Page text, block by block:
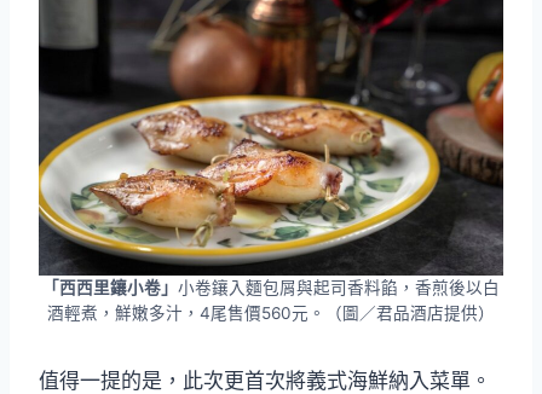
「西西里鑲小卷」 小卷鑲入麵包屑與起司香料餡，香煎後以白
酒輕煮，鮮嫩多汁，4尾售價560元。（圖／君品酒店提供）
值得一提的是，此次更首次將義式海鮮納入菜單。